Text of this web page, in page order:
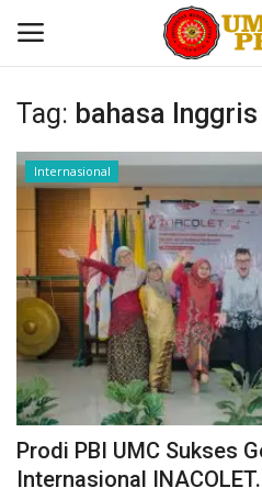
Home
Contact
UMC
Sekolah
Tokoh Kita
Nasional
Internasional
Tag: bahasa Inggris
Internasional
Prodi PBI UMC Sukses
Internasional